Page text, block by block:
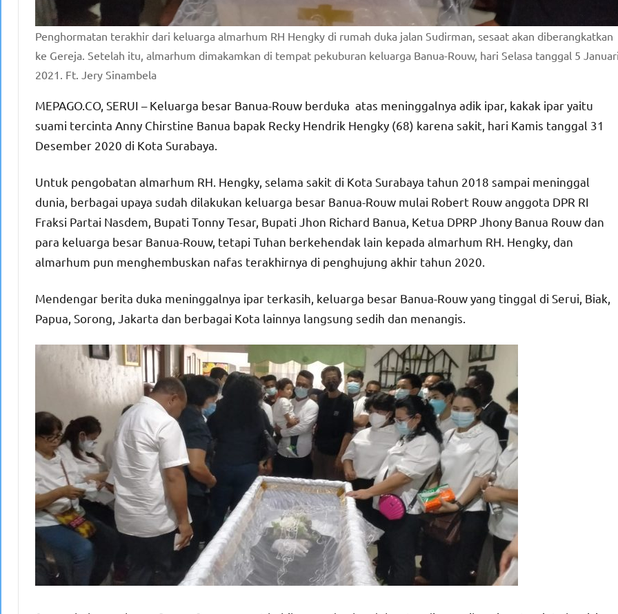
Penghormatan terakhir dari keluarga almarhum RH Hengky di rumah duka jalan Sudirman, sesaat akan diberangkatkan
ke Gereja. Setelah itu, almarhum dimakamkan di tempat pekuburan keluarga Banua-Rouw, hari Selasa tanggal 5
2021. Ft. Jery Sinambela
MEPAGO.CO, SERUI – Keluarga besar Banua-Rouw berduka atas meninggalnya adik ipar, kakak ipar yaitu
suami tercinta Anny Chirstine Banua bapak Recky Hendrik Hengky (68) karena sakit, hari Kamis tanggal 31
Desember 2020 di Kota Surabaya.
Untuk pengobatan almarhum RH. Hengky, selama sakit di Kota Surabaya tahun 2018 sampai meninggal
dunia, berbagai upaya sudah dilakukan keluarga besar Banua-Rouw mulai Robert Rouw anggota DPR RI
Fraksi Partai Nasdem, Bupati Tonny Tesar, Bupati Jhon Richard Banua, Ketua DPRP Jhony Banua Rouw dan
para keluarga besar Banua-Rouw, tetapi Tuhan berkehendak lain kepada almarhum RH. Hengky, dan
almarhum pun menghembuskan nafas terakhirnya di penghujung akhir tahun 2020.
Mendengar berita duka meninggalnya ipar terkasih, keluarga besar Banua-Rouw yang tinggal di Serui, Biak,
Papua, Sorong, Jakarta dan berbagai Kota lainnya langsung sedih dan menangis.